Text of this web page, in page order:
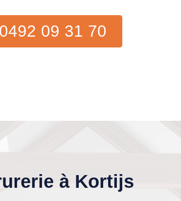
0492 09 31 70
à Kortijs